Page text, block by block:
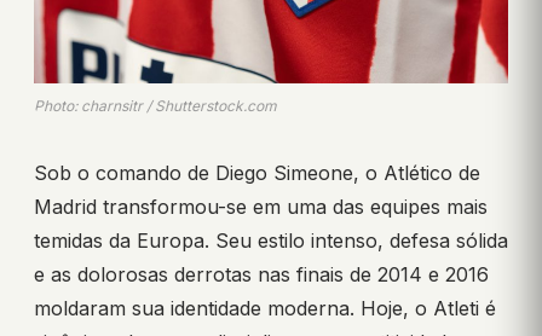
Photo: charnsitr / Shutterstock.com
Sob o comando de Diego Simeone, o Atlético de
Madrid transformou-se em uma das equipes mais
temidas da Europa. Seu estilo intenso, defesa sólida
e as dolorosas derrotas nas finais de 2014 e 2016
moldaram sua identidade moderna. Hoje, o Atleti é